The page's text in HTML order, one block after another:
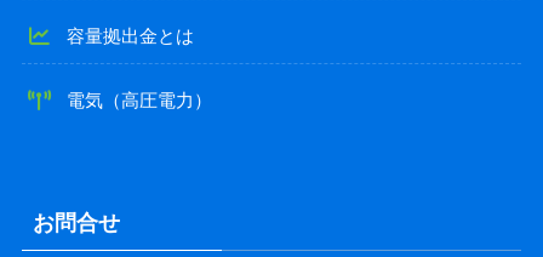
容量拠出金とは
電気（高圧電力）
お問合せ